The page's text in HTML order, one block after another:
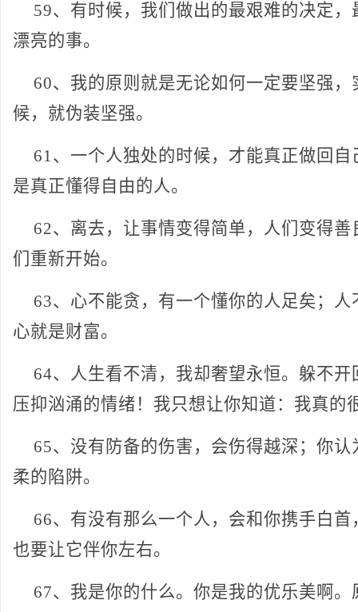
59、有时候，我们做出的最艰难的决定
漂亮的事。
60、我的原则就是无论如何一定要坚强
候，就伪装坚强。
61、一个人独处的时候，才能真正做回
是真正懂得自由的人。
62、离去，让事情变得简单，人们变得
们重新开始。
63、心不能贪，有一个懂你的人足矣；
心就是财富。
64、人生看不清，我却奢望永恒。躲不
压抑汹涌的情绪！我只想让你知道：我真的
65、没有防备的伤害，会伤得越深；你
柔的陷阱。
66、有没有那么一个人，会和你携手白
也要让它伴你左右。
67、我是你的什么。你是我的优乐美啊